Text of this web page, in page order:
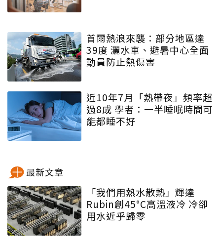
首爾熱浪來襲：部分地區達
39度 灑水車、避暑中心全面
動員防止熱傷害
近10年7月「熱帶夜」頻率超
過8成 學者：一半睡眠時間可
能都睡不好
最新文章
「我們用熱水散熱」輝達
Rubin創45°C高溫液冷 冷卻
用水近乎歸零